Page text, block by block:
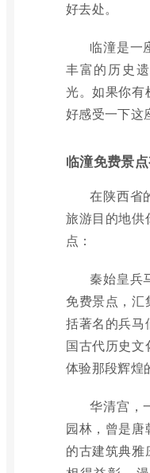
好去处。
临潼是一
丰富的历史
光。如果你有
好感受一下这
临潼免费景
在陕西省
旅游目的地供
点：
秦始皇兵
免费景点，
括著名的兵马
国古代历史文
体验那段辉煌
华清宫，
园林，曾是唐
的古建筑典